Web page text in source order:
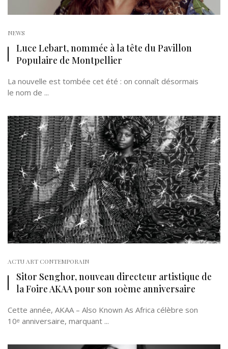
NEWS
Luce Lebart, nommée à la tête du Pavillon
Populaire de Montpellier
La nouvelle est tombée cet été : on connaît désormais
le nom de ...
ACTU ART CONTEMPORAIN
Sitor Senghor, nouveau directeur artistique de
la Foire AKAA pour son 10ème anniversaire
Cette année, AKAA – Also Known As Africa célèbre son
10ᵉ anniversaire, marquant ...